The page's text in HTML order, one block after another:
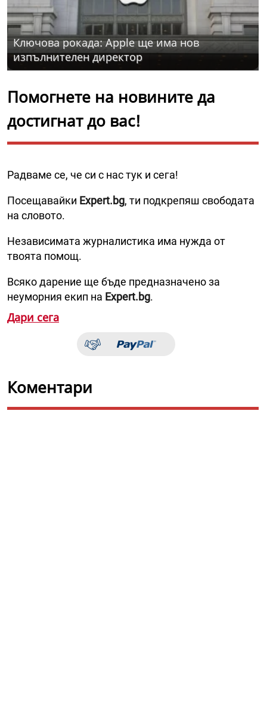
Ключова рокада: Apple ще има нов
изпълнителен директор
Помогнете на новините да
достигнат до вас!
Радваме се, че си с нас тук и сега!
Посещавайки Expert.bg, ти подкрепяш свободата
на словото.
Независимата журналистика има нужда от
твоята помощ.
Всяко дарение ще бъде предназначено за
неуморния екип на Expert.bg.
Дари сега
Коментари